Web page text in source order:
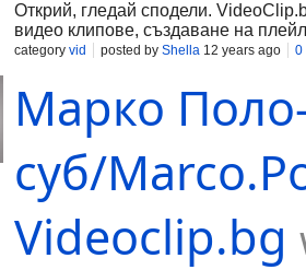
Открий, гледай сподели.
видео клипове, създаване на
category vid posted by Shella 12 years ago 0
Марко
суб/
Videoclip.bg